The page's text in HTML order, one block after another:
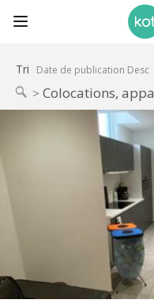
Tri Date de publication Desc
Colocations,
RUE DES BRASSEURS 7,
appartements
est spacieux, lumineux et
vue Meuse- citadelle.
le